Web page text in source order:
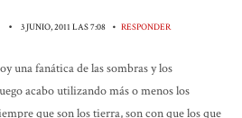
• 3 JUNIO, 2011 LAS 7:08 • RESPONDER
una fanática de las sombras y los
acabo utilizando más o menos los
que son los tierra, son con que los que